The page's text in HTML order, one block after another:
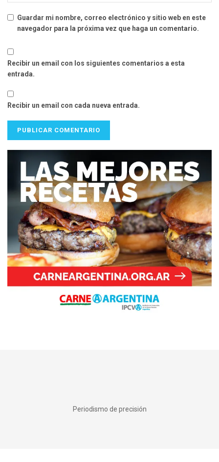
Guardar mi nombre, correo electrónico y sitio web en este
navegador para la próxima vez que haga un comentario.
Recibir un email con los siguientes comentarios a esta
entrada.
Recibir un email con cada nueva entrada.
Periodismo de precisión